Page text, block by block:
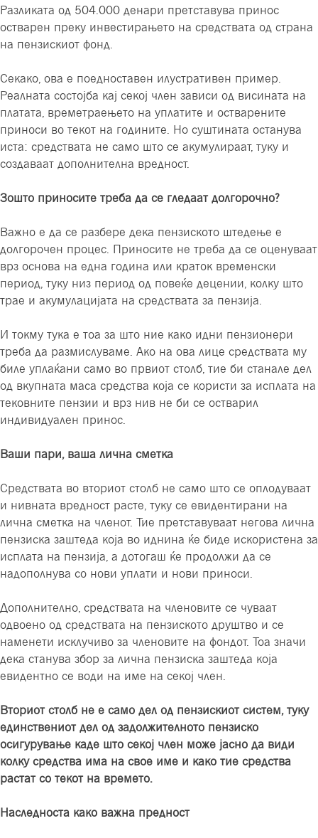
Разликата од 504.000 денари претставува принос
остварен преку инвестирањето на средствата од страна
на пензискиот фонд.
Секако, ова е поедноставен илустративен пример.
Реалната состојба кај секој член зависи од висината на
платата, времетраењето на уплатите и остварените
приноси во текот на годините. Но суштината останува
иста: средствата не само што се акумулираат, туку и
создаваат дополнителна вредност.
Зошто приносите треба да се гледаат долгорочно?
Важно е да се разбере дека пензиското штедење е
долгорочен процес. Приносите не треба да се оценуваат
врз основа на една година или краток временски
период, туку низ период од повеќе децении, колку што
трае и акумулацијата на средствата за пензија.
И токму тука е тоа за што ние како идни пензионери
треба да размислуваме. Ако на ова лице средствата му
биле уплаќани само во првиот столб, тие би станале дел
од вкупната маса средства која се користи за исплата на
тековните пензии и врз нив не би се остварил
индивидуален принос.
Ваши пари, ваша лична сметка
Средствата во вториот столб не само што се оплодуваат
и нивната вредност расте, туку се евидентирани на
лична сметка на членот. Тие претставуваат негова лична
пензиска заштеда која во иднина ќе биде искористена за
исплата на пензија, а дотогаш ќе продолжи да се
надополнува со нови уплати и нови приноси.
Дополнително, средствата на членовите се чуваат
одвоено од средствата на пензиското друштво и се
наменети исклучиво за членовите на фондот. Тоа значи
дека станува збор за лична пензиска заштеда која
евидентно се води на име на секој член.
Вториот столб не е само дел од пензискиот систем, туку
единствениот дел од задолжителното пензиско
осигурување каде што секој член може јасно да види
колку средства има на свое име и како тие средства
растат со текот на времето.
Наследноста како важна предност